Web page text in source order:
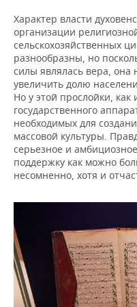
Характер власти
организации
сельскохозяйственных
разнообразны, но
силы являлась вера, она
увеличить долю
Но у этой прослойки,
государственного
необходимых для
массовой культуры.
серьезное и
поддержку как можно
несомненно, хотя и